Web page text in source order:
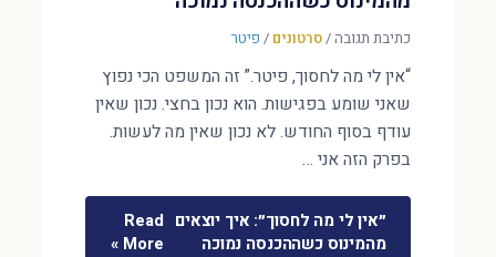
כתיבת תגובה/סרטונים / פיטר
“אין לי מה לחסוך, פיטר.” זה המשפט הכי נפוץ
שאני שומע בפגישות. הוא נכון בחצי. נכון שאין
עודף בסוף החודש. לא נכון שאין מה לעשות.
בפרק הזה אני …
״אין לי מה לחסוך״: איך יוצאים
מהמינוס כשההכנסה נמוכה
Read
More »